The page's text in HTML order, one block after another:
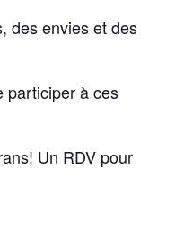
des envies et des
participer à ces
Un RDV pour